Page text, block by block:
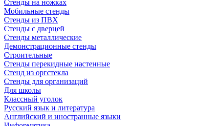
Стенды на ножках
Мобильные стенды
Стенды из ПВХ
Стенды с дверцей
Стенды металлические
Демонстрационные стенды
Строительные
Стенды перекидные настенные
Стенд из оргстекла
Стенды для организаций
Для школы
Классный уголок
Русский язык и литература
Английский и иностранные языки